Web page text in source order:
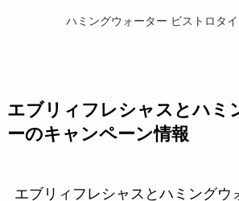
ハミングウォーター ビストロタ
エブリィフレシャスとハミ
ーのキャンペーン情報
エブリィフレシャスとハミングウ